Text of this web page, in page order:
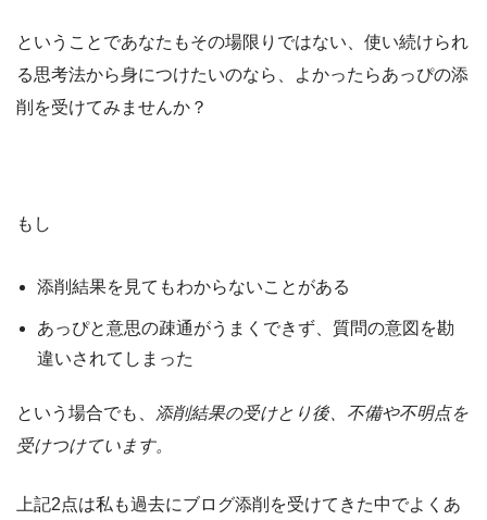
ということであなたもその場限りではない、使い続けられ
る思考法から身につけたいのなら、よかったらあっぴの添
削を受けてみませんか？
もし
添削結果を見てもわからないことがある
あっぴと意思の疎通がうまくできず、質問の意図を勘
違いされてしまった
という場合でも、
添削結果の受けとり後、不備や不明点を
受けつけています。
上記2点は私も過去にブログ添削を受けてきた中でよくあ